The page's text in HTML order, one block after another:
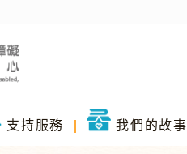
支持服務 我們的故事